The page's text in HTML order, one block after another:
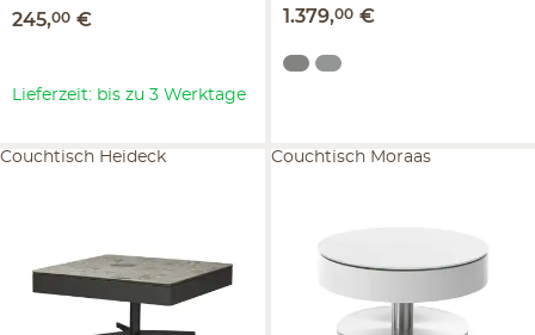
245,00 €
Lieferzeit: bis zu 3 Werktage
1.379,00 €
Couchtisch Heideck Couchtisch Moraas